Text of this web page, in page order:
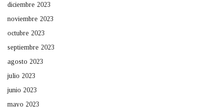
diciembre 2023
noviembre 2023
octubre 2023
septiembre 2023
agosto 2023
julio 2023
junio 2023
mayo 2023